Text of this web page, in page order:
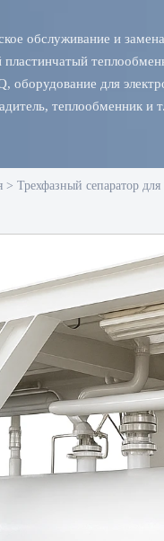
обслуживание и
оборудование для
теплообменник и
> Трехфазный сепаратор